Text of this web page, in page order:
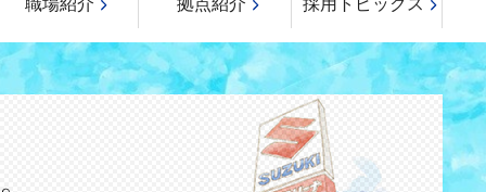
職場紹介 拠点紹介 採用トピックス